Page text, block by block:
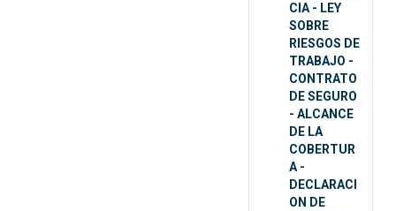
CIA - LEY
SOBRE
RIESGOS DE
TRABAJO -
CONTRATO
DE SEGURO
- ALCANCE
DE LA
COBERTUR
A -
DECLARACI
ON DE